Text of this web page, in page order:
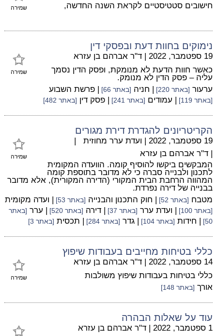
שמירה
חישובים סטטיסטיים לקראת השנה החדשה,
נימוקים בחוות דעת ובפסקי דין
שמירה
19 ספטמבר, 2022 | ד"ר אברהם בן עזרא
כאשר חוות הדעת לא מנומקת, ופסק הדין נסמך
עליה – פסק הדין לא מנומק.
ערעור [באתר 220] | חניה [באתר 66] | פרשת השבוע
[באתר 119] | עמודים [באתר 241] | פסק דין [באתר 482]
הקריטריונים להגדרת דירת מגורים
שמירה
19 ספטמבר, 2022 | ועדת ערר מחוזית|
| ד"ר אברהם בן עזרא
המבקשים ביקשו להוסיף קומה. הוועדה המקומית
לתכנון ולבנייה סברה כי לא מדובר בתוספת קומה
המהווה הרחבת הבית המקורי (הדירה המקורית), אלא מדובר
בבנייה של דירה נפרדת.
מטבח [באתר 52] | חוק התכנון והבנייה [באתר 53] | ועדה מקומית
[באתר 100] | ועדת ערר [באתר 37] | דירה [באתר 520] | ערר [באתר
50]
| חידות [באתר 104] | גדר [באתר 284] | תכסית [באתר 3]
כללי בטיחות מחייבים בעבודות שיפוץ
שמירה
14 ספטמבר, 2022 | ד"ר אברהם בן עזרא
כללי בטיחות בעבודות שיפוץ משולבות
אורך [באתר 148]
עוד על שאלות הבהרה
1 ספטמבר, 2022 | ד"ר אברהם בן עזרא